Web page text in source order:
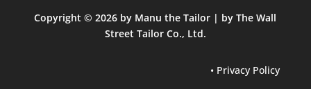
Copyright © 2026 by Manu the Tailor | by The Wall
Street Tailor Co., Ltd.
• Privacy Policy